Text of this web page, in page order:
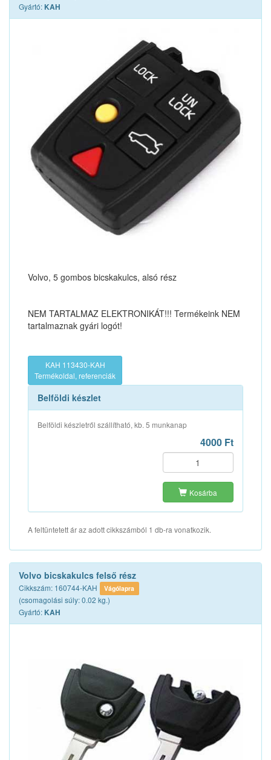
Gyártó: KAH
Volvo, 5 gombos bicskakulcs, alsó rész
NEM TARTALMAZ ELEKTRONIKÁT!!! Termékeink NEM
tartalmaznak gyári logót!
KAH 113430-KAH
Termékoldal, referenciák
Belföldi készlet
Belföldi készletről szállítható, kb. 5 munkanap
4000 Ft
Kosárba
A feltüntetett ár az adott cikkszámból 1 db-ra vonatkozik.
Volvo bicskakulcs felső rész
Cikkszám: 160744-KAH Vágólapra
(csomagolási súly: 0.02 kg.)
Gyártó: KAH